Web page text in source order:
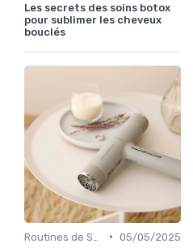
Les secrets des soins botox
pour sublimer les cheveux
bouclés
• 05/05/2025